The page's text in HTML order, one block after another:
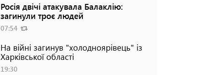
Росія двічі атакувала Балаклію:
загинули троє людей
07:54
На війні загинув "холодноярівець" із
Харківської області
19:30